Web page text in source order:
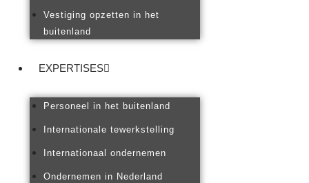
Vestiging opzetten in het
buitenland
EXPERTISES
Personeel in het buitenland
Internationale tewerkstelling
Internationaal ondernemen
Ondernemen in Nederland